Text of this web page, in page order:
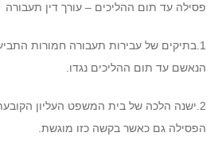
פסילה עד תום ההליכים – עורך דין תעבורה
1.בתיקים של עבירות תעבורה חמורות
הנאשם עד תום ההליכים נגדו.
2.ישנה הלכה של בית המשפט העליון
הפסילה גם כאשר בקשה כזו מוגשת.